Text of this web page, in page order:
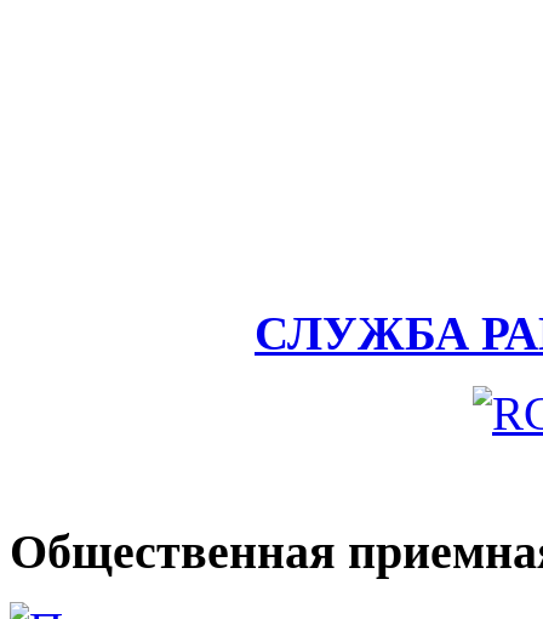
СЛУЖБА
Общественная